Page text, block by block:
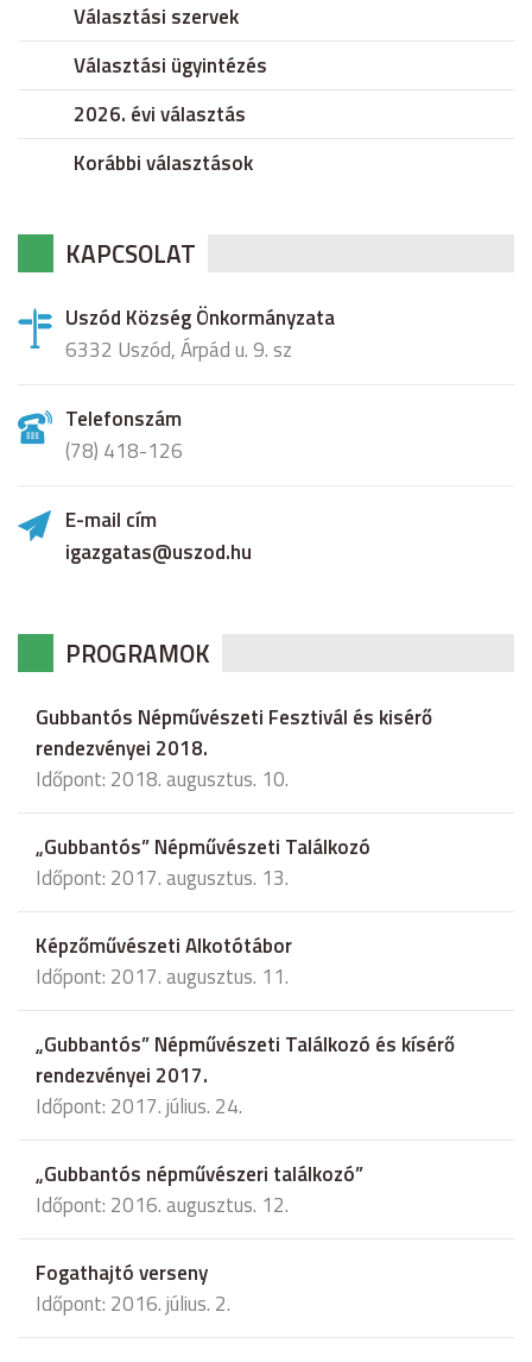
Választási szervek
Választási ügyintézés
2026. évi választás
Korábbi választások
KAPCSOLAT
Uszód Község Önkormányzata
6332 Uszód, Árpád u. 9. sz
Telefonszám
(78) 418-126
E-mail cím
igazgatas@uszod.hu
PROGRAMOK
Gubbantós Népművészeti Fesztivál és kisérő
rendezvényei 2018.
Időpont: 2018. augusztus. 10.
„Gubbantós” Népművészeti Találkozó
Időpont: 2017. augusztus. 13.
Képzőművészeti Alkotótábor
Időpont: 2017. augusztus. 11.
„Gubbantós” Népművészeti Találkozó és kísérő
rendezvényei 2017.
Időpont: 2017. július. 24.
„Gubbantós népművészeri találkozó”
Időpont: 2016. augusztus. 12.
Fogathajtó verseny
Időpont: 2016. július. 2.